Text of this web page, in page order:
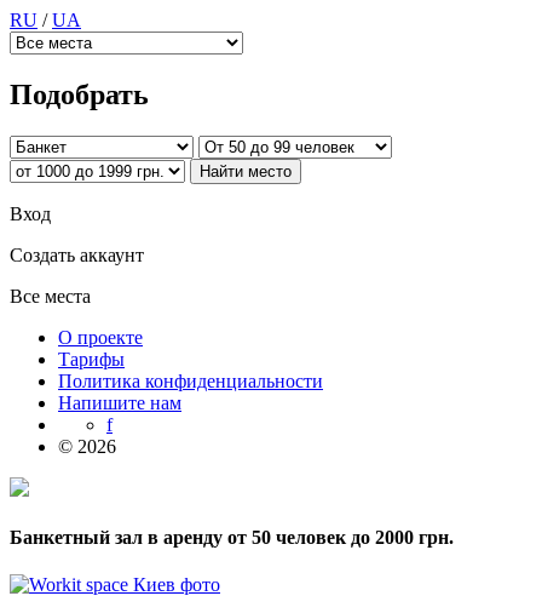
RU /UA
Подобрать
Вход
Создать аккаунт
Все места
О проекте
Тарифы
Политика конфиденциальности
Напишите нам
f
© 2026
Банкетный зал в аренду от 50 человек до 2000 грн.